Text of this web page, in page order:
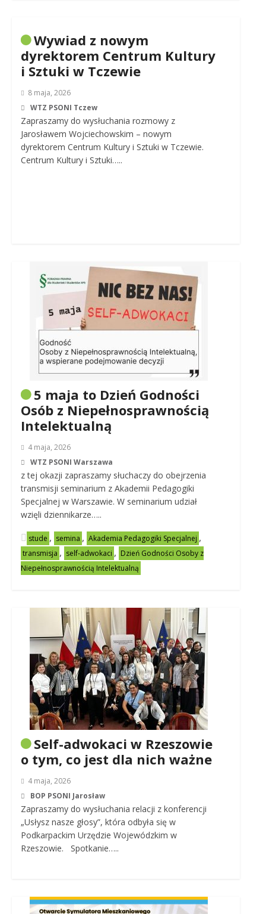
Wywiad z nowym
dyrektorem Centrum Kultury
i Sztuki w Tczewie
8 maja, 2026
WTZ PSONI Tczew
Zapraszamy do wysłuchania rozmowy z
Jarosławem Wojciechowskim – nowym
dyrektorem Centrum Kultury i Sztuki w Tczewie.
Centrum Kultury i Sztuki…..
5 maja to Dzień Godności
Osób z Niepełnosprawnością
Intelektualną
4 maja, 2026
WTZ PSONI Warszawa
z tej okazji zapraszamy słuchaczy do obejrzenia
transmisji seminarium z Akademii Pedagogiki
Specjalnej w Warszawie. W seminarium udział
wzięli dziennikarze…..
stude , semina , Akademia Pedagogiki Specjalnej ,
transmisja , self-adwokaci , Dzień Godności Osoby z
Niepełnosprawnością Intelektualną
Self-adwokaci w Rzeszowie
o tym, co jest dla nich ważne
4 maja, 2026
BOP PSONI Jarosław
Zapraszamy do wysłuchania relacji z konferencji
„Usłysz nasze głosy”, która odbyła się w
Podkarpackim Urzędzie Wojewódzkim w
Rzeszowie. Spotkanie…..